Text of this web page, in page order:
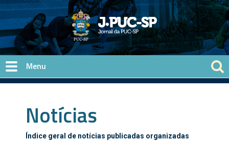
Pular para o conteúdo principal
Notícias
Índice geral de notícias publicadas organizadas